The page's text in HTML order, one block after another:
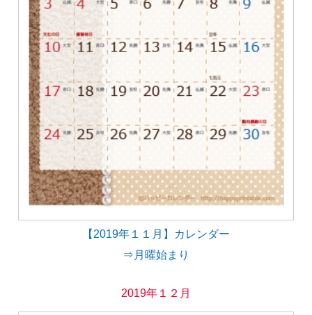
【2019年１１月】カレンダー
⇒月曜始まり
2019年１２月